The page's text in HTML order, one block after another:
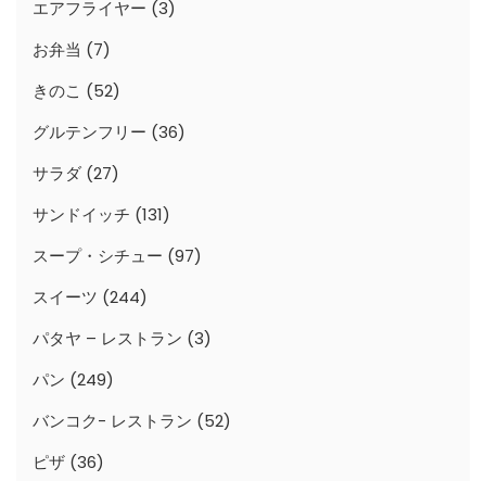
エアフライヤー (3)
お弁当 (7)
きのこ (52)
グルテンフリー (36)
サラダ (27)
サンドイッチ (131)
スープ・シチュー (97)
スイーツ (244)
パタヤ – レストラン (3)
パン (249)
バンコク- レストラン (52)
ピザ (36)